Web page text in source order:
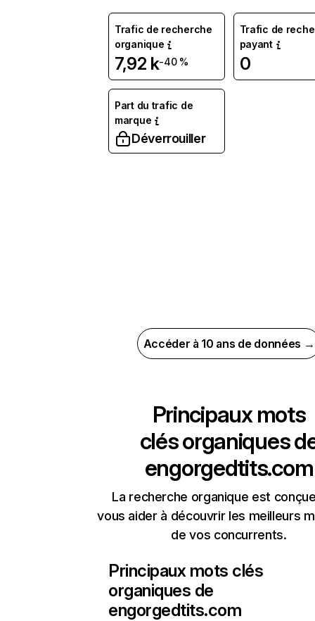
Trafic de recherche
organique
7,92 k-40 %
Trafic de
payant
0
Part du trafic de
marque
Déverrouiller
Accéder à 10 ans de données →
Principaux mots
clés organiques
engorgedtits.com
La recherche organique est
vous aider à découvrir les meilleurs
de vos concurrents.
Principaux mots clés
organiques de
engorgedtits.com